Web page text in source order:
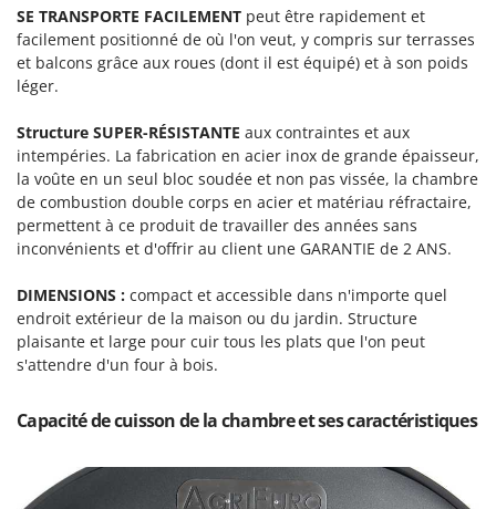
Perches Élagueuses
Pétrins à Spirale
Planteuses de pommes de terre pour tracteur
Plateaux de coupe pour tracteur
Plumeuses
Pompes d'irrigation à tracteur
Pompes de transfert
Pompes immergées électriques
Postes à souder
Poussoirs à saucisse
Presses à pellets
Pressoirs à Raisin
Francini
G
Gardena
Garofalo
GeoTech
GeoTech Pro
Ginko - MGM
Gipeco
Girmi
Gre
GreenBay
SE TRANSPORTE FACILEMENT peut être rapidement et
facilement positionné de où l'on veut, y compris sur terrasses
et balcons grâce aux roues (dont il est équipé) et à son poids
léger.
Structure SUPER-RÉSISTANTE aux contraintes et aux
intempéries. La fabrication en acier inox de grande épaisseur,
la voûte en un seul bloc soudée et non pas vissée, la chambre
de combustion double corps en acier et matériau réfractaire,
permettent à ce produit de travailler des années sans
inconvénients et d'offrir au client une GARANTIE de 2 ANS.
DIMENSIONS : compact et accessible dans n'importe quel
endroit extérieur de la maison ou du jardin. Structure
plaisante et large pour cuir tous les plats que l'on peut
s'attendre d'un four à bois.
Capacité de cuisson de la chambre et ses caractéristiques